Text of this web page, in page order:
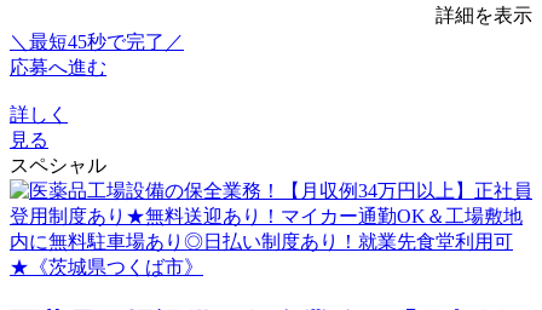
詳細を表示
＼最短45秒で完了／
応募へ進む
詳しく
見る
スペシャル